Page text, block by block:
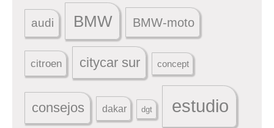
audi BMW BMW-moto
citroen citycar sur concept
consejos dakar dgt estudio